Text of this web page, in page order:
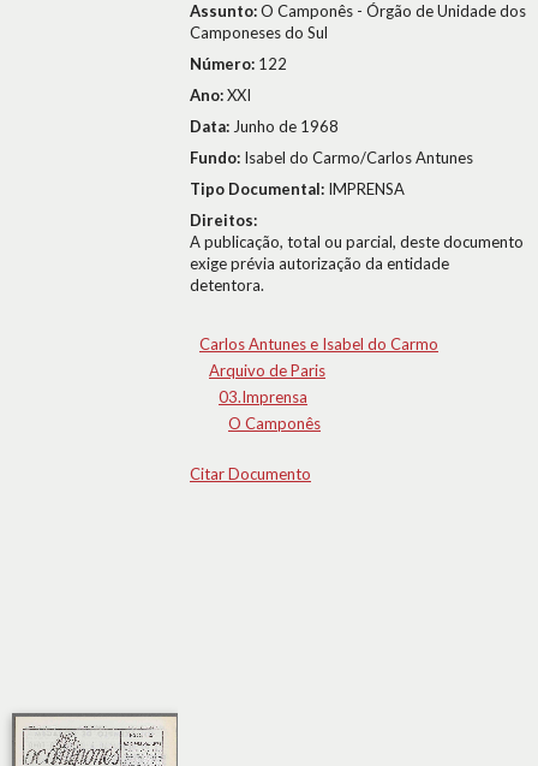
Assunto:O Camponês - Órgão de Unidade dos
Camponeses do Sul
Número: 122
Ano:XXI
Data: Junho de 1968
Fundo: Isabel do Carmo/Carlos Antunes
Tipo Documental: IMPRENSA
Direitos:
A publicação, total ou parcial, deste documento
exige prévia autorização da entidade
detentora.
Carlos Antunes e Isabel do Carmo
Arquivo de Paris
03.Imprensa
O Camponês
Citar Documento